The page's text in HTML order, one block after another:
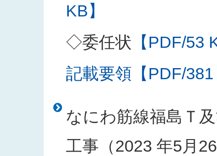
KB】
◇委任状 【PDF/53
記載要領【PDF/
なにわ筋線福島Ｔ
工事（2023 年5月